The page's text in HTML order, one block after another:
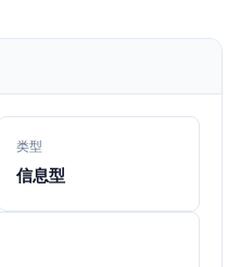
类型
信息型